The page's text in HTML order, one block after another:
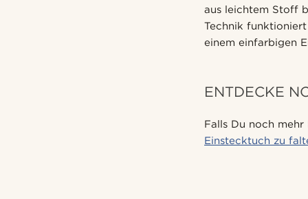
aus leichtem Stoff
Technik
einem einfarbigen
ENTDECKE
Falls Du noch
Einstecktuch zu